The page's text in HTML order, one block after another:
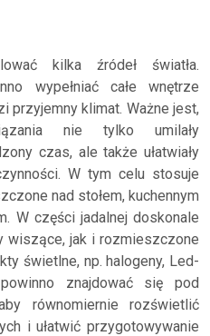
kilka źródeł światła.
wypełniać całe wnętrze
przyjemny klimat. Ważne jest,
nie tylko umilały
czas, ale także ułatwiały
W tym celu stosuje
nad stołem, kuchennym
W części jadalnej doskonale
wiszące, jak i rozmieszczone
świetlne, np. halogeny, Led-
znajdować się pod
równomiernie rozświetlić
i ułatwić przygotowywanie